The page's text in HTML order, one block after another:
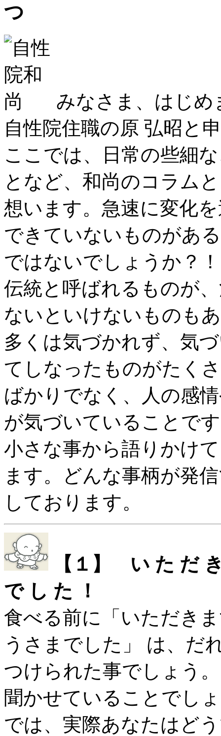
みなさま、はじめ
自性院住職の原 弘昭と
ここでは、日常の些細
となど、和尚のコラム
想います。急速に変化
できていないものがあ
ではないでしょうか？！
伝統と呼ばれるものが
ないといけないものも
多くは気づかれず、気
てしなったものがたく
ばかりでなく、人の感
が気づいていることで
小さな事から語りかけ
ます。どんな事柄が発
しております。
【１】 い た だ
で し た ！
食べる前に「いただき
うさまでした」 は、だ
つけられた事でしょう
聞かせていることでし
では、実際あなたはど